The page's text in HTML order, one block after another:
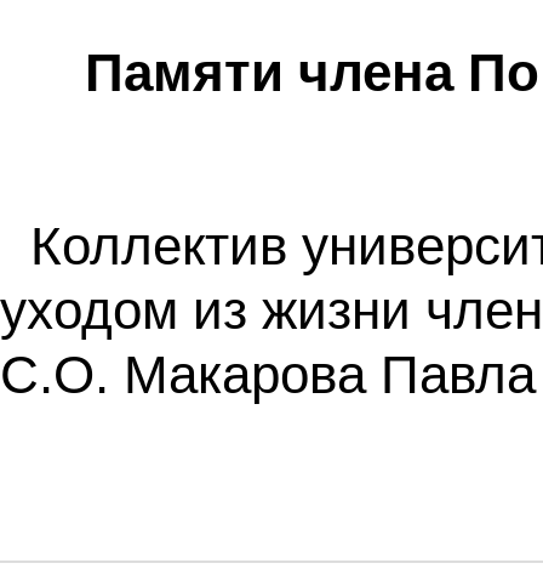
Памяти члена
Коллектив
уходом из жизни
С.О. Макарова